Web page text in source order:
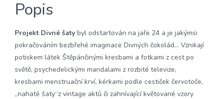
Popis
Projekt Divné šaty byl odstartován na jaře 24 a je jakýmsi
pokračováním bezbřehé imaginace Divných čokolád… Vznikají
potiskem látek Štěpánčinými kresbami a fotkami z cest po
světě, psychedelickými mandalami z rozbité televize,
kresbami menstruační krví, kérkami podle cestiček červotoče,
„nahaté šaty“z vintage aktů či zahnívající květované vzory